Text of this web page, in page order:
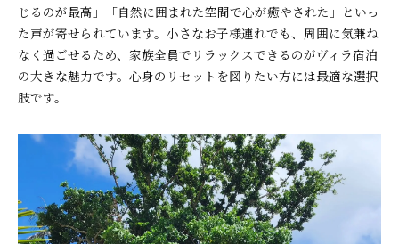
じるのが最高」「自然に囲まれた空間で心が癒やされた」といっ
た声が寄せられています。小さなお子様連れでも、周囲に気兼ね
なく過ごせるため、家族全員でリラックスできるのがヴィラ宿泊
の大きな魅力です。心身のリセットを図りたい方には最適な選択
肢です。